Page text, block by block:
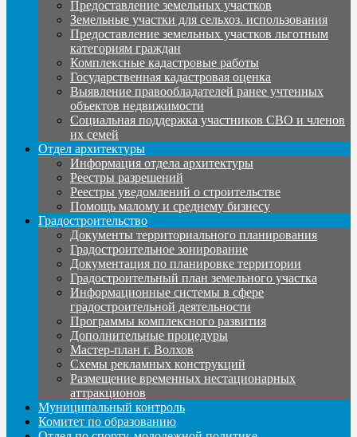
Предоставление земельных участков
Земельные участки для сельхоз. использования
Предоставление земельных участков льготным
категориям граждан
Комплексные кадастровые работы
Государственная кадастровая оценка
Выявление правообладателей ранее учтенных
объектов недвижимости
Социальная поддержка участников СВО и членов
их семей
Отдел архитектуры
Информация отдела архитектуры
Реестры разрешений
Реестры уведомлений о строительстве
Помощь малому и среднему бизнесу
Градостроительство
Документы территориального планирования
Градостроительное зонирование
Документация по планировке территории
Градостроительный план земельного участка
Информационные системы в сфере
градостроительной деятельности
Программы комплексного развития
Дополнительные процедуры
Мастер-план г. Волхов
Схемы рекламных конструкций
Размещение временных нестационарных
аттракционов
Муниципальный контроль
Комитет по образованию